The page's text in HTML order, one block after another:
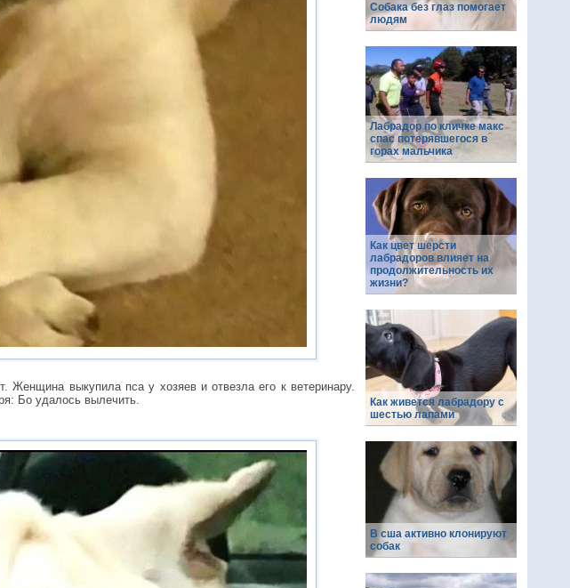
выкупила пса у хозяев и отвезла его к ветеринару.
Бо удалось вылечить.
Собака без глаз помогает
людям
Лабрадор по кличке макс
спас потерявшегося в
горах мальчика
Как цвет шерсти
лабрадоров влияет на
продолжительность их
жизни?
Как живется лабрадору с
шестью лапами
В сша активно клонируют
собак